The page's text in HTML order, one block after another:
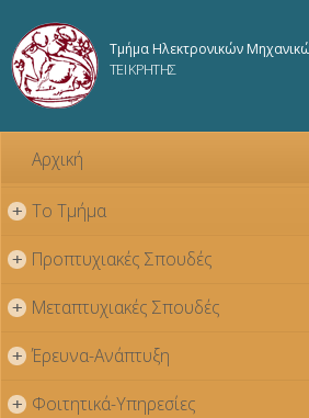
κυρίως
Τμήμα Ηλεκτρονικών
ΤΕΙ ΚΡΗΤΗΣ
Αρχική
+ Το Τμήμα
+ Προπτυχιακές Σπουδές
+ Μεταπτυχιακές Σπουδές
+ Έρευνα-Ανάπτυξη
+ Φοιτητικά-Υπηρεσίες